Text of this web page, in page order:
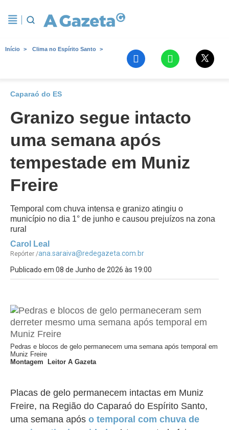
Início Clima no Espírito Santo
Caparaó do ES
Granizo segue intacto
uma semana após
tempestade em Muniz
Freire
Temporal com chuva intensa e granizo atingiu o
município no dia 1° de junho e causou prejuízos na zona
rural
Carol Leal
Repórter /ana.saraiva@redegazeta.com.br
Publicado em 08 de Junho de 2026 às 19:00
Pedras e blocos de gelo permanecem uma semana após temporal em
Muniz Freire
Montagem Leitor A Gazeta
Placas de gelo permanecem intactas em Muniz
Freire, na Região do Caparaó do Espírito Santo,
uma semana após o temporal com chuva de